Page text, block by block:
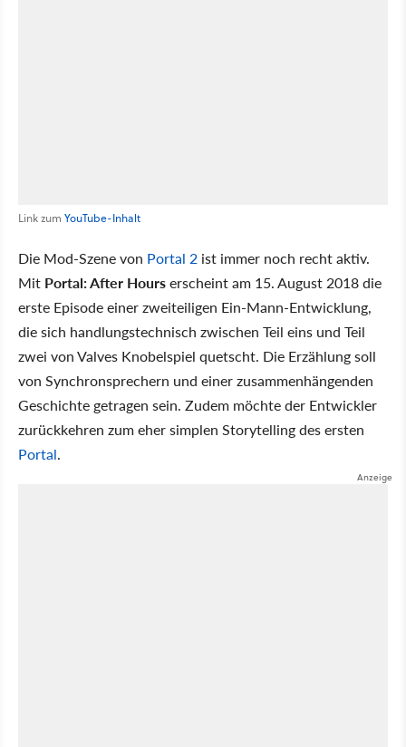
Link zum YouTube-Inhalt
Die Mod-Szene von Portal 2 ist immer noch recht aktiv.
Mit Portal: After Hourserscheint am 15. August 2018 die
erste Episode einer zweiteiligen Ein-Mann-Entwicklung,
die sich handlungstechnisch zwischen Teil eins und Teil
zwei von Valves Knobelspiel quetscht. Die Erzählung soll
von Synchronsprechern und einer zusammenhängenden
Geschichte getragen sein. Zudem möchte der Entwickler
zurückkehren zum eher simplen Storytelling des ersten
Portal.